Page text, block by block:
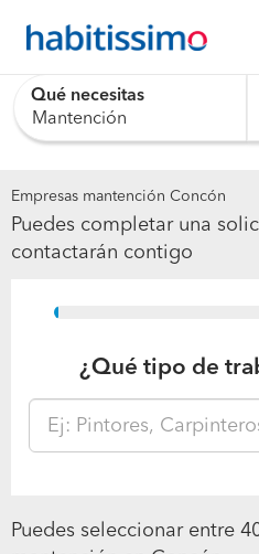
Qué necesitas
Empresas mantención Concón
Puedes completar una
contactarán contigo
15%
¿Qué tipo de
Puedes seleccionar entre